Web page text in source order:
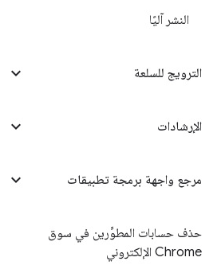
النشر آليًا
الترويج للسلعة
الإرشادات
مرجع واجهة برمجة تطبيقات
حذف حسابات المطوِّرين في سوق
Chrome الإلكتروني